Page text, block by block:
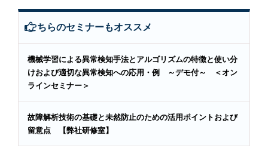
こちらのセミナーもオススメ
機械学習による異常検知手法とアルゴリズムの特徴と使い分
けおよび適切な異常検知への応用・例 ～デモ付～ ＜オン
ラインセミナー＞
故障解析技術の基礎と未然防止のための活用ポイントおよび
留意点 【弊社研修室】